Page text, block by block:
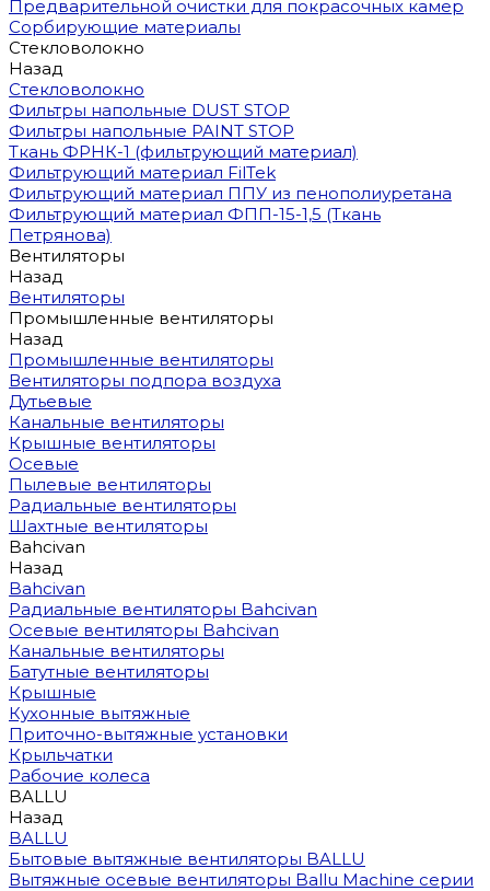
Предварительной очистки для покрасочных камер
Сорбирующие материалы
Стекловолокно
Назад
Стекловолокно
Фильтры напольные DUST STOP
Фильтры напольные PAINT STOP
Ткань ФРНК-1 (фильтрующий материал)
Фильтрующий материал FilTek
Фильтрующий материал ППУ из пенополиуретана
Фильтрующий материал ФПП-15-1,5 (Ткань
Петрянова)
Вентиляторы
Назад
Вентиляторы
Промышленные вентиляторы
Назад
Промышленные вентиляторы
Вентиляторы подпора воздуха
Дутьевые
Канальные вентиляторы
Крышные вентиляторы
Осевые
Пылевые вентиляторы
Радиальные вентиляторы
Шахтные вентиляторы
Bahcivan
Назад
Bahcivan
Радиальные вентиляторы Bahcivan
Осевые вентиляторы Bahcivan
Канальные вентиляторы
Батутные вентиляторы
Крышные
Кухонные вытяжные
Приточно-вытяжные установки
Крыльчатки
Рабочие колеса
BALLU
Назад
BALLU
Бытовые вытяжные вентиляторы BALLU
Вытяжные осевые вентиляторы Ballu Machine серии